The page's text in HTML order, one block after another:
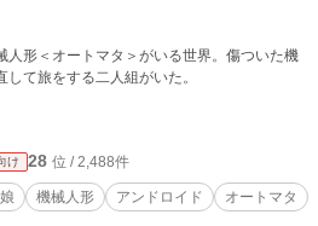
人形＜オートマタ＞がいる世界。傷ついた機
して旅をする二人組がいた。
け 28 位 / 2,488件
機械人形 アンドロイド
オートマタ